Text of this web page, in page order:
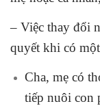
– Việc thay đổi
quyết khi có
Cha, mẹ có
tiếp nuôi con